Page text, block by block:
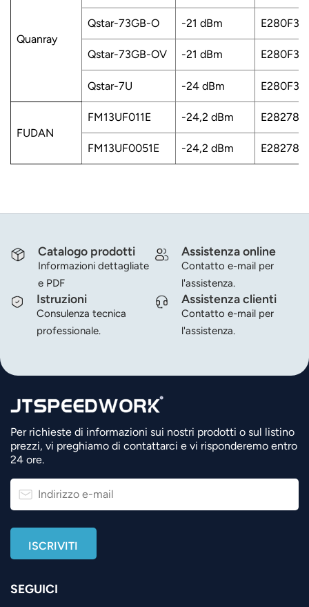
Quanray
Qstar-73GB-O -21 dBm
Qstar-73GB-OV -21 dBm
Qstar-7U -24 dBm
FUDAN
FM13UF011E -24,2 dBm
FM13UF0051E -24,2 dBm
Catalogo prodotti
Informazioni dettagliate
e PDF
Assistenza online
Contatto e-mail per
l'assistenza.
Istruzioni
Consulenza tecnica
professionale.
Assistenza clienti
Contatto e-mail per
l'assistenza.
Per richieste di informazioni sui nostri prodotti o sul listino
prezzi, vi preghiamo di contattarci e vi risponderemo entro
24 ore.
SEGUICI